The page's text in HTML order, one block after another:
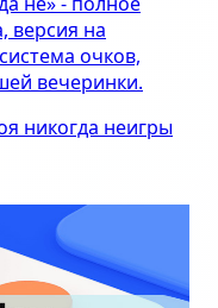
версия на
очков,
вечеринки.
я никогда неигры